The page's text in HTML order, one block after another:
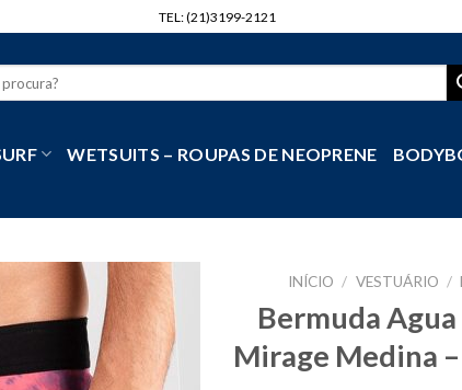
TEL: (21)3199-2121
WETSUITS – ROUPAS DE NEOPRENE
INÍCIO / VESTUÁRIO /
Bermuda
Mirage Medina